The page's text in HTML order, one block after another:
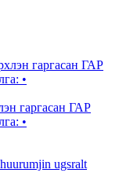
гаргасан ГАР
•